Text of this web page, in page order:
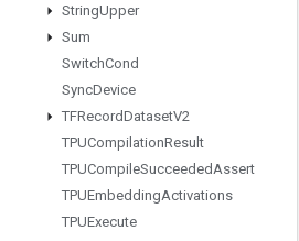
StringUpper
Sum
SwitchCond
SyncDevice
TFRecordDatasetV2
TPUCompilationResult
TPUCompileSucceededAssert
TPUEmbeddingActivations
TPUExecute